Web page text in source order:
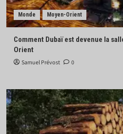
Monde Moyen-Orient
Comment Dubaï est devenue la
Orient
Samuel Prévost 0